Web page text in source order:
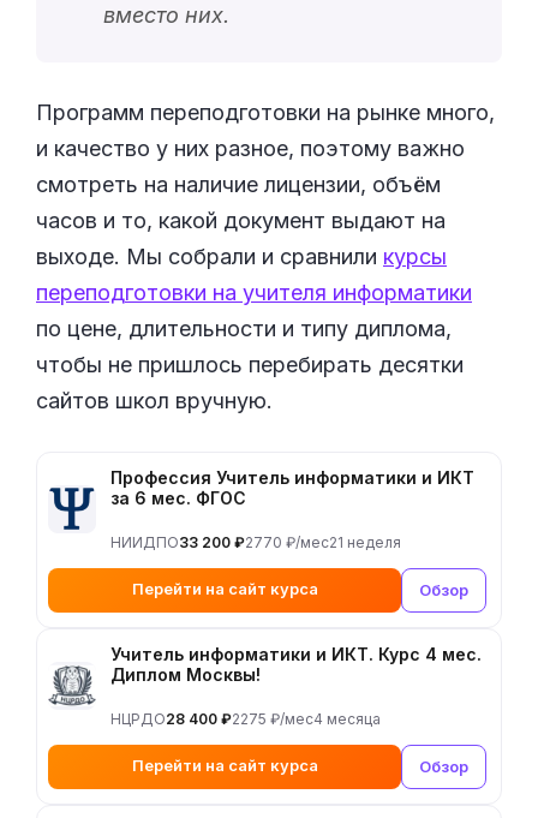
вместо них.
Программ переподготовки на рынке много,
и качество у них разное, поэтому важно
смотреть на наличие лицензии, объём
часов и то, какой документ выдают на
выходе. Мы собрали и сравнили курсы
переподготовки на учителя информатики
по цене, длительности и типу диплома,
чтобы не пришлось перебирать десятки
сайтов школ вручную.
Профессия Учитель информатики и ИКТ
за 6 мес. ФГОС
НИИДПО33 200 ₽2770 ₽/мес21 неделя
Перейти на сайт курса Обзор
Учитель информатики и ИКТ. Курс 4 мес.
Диплом Москвы!
НЦРДО28 400 ₽2275 ₽/мес4 месяца
Перейти на сайт курса Обзор